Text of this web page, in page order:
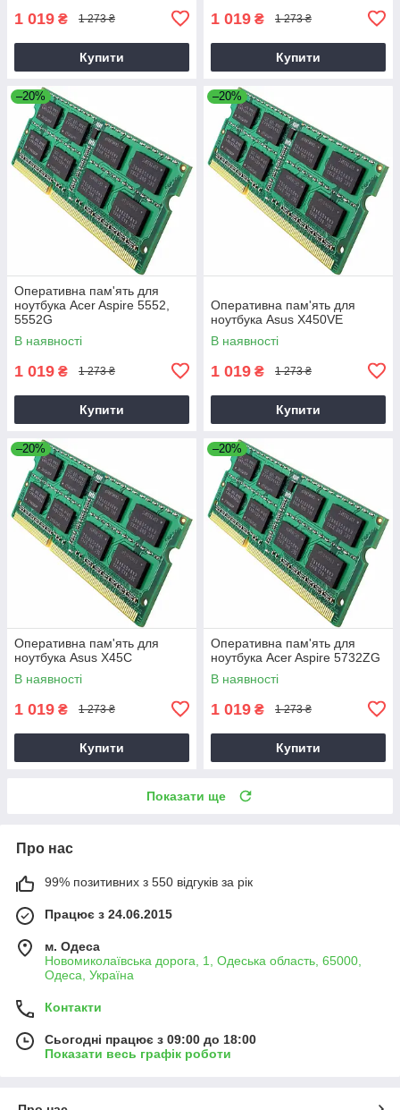
1 019 ₴ 1 273 ₴
Купити
1 019 ₴ 1 273 ₴
Купити
–20%
Оперативна пам'ять для
ноутбука Acer Aspire 5552,
5552G
В наявності
1 019 ₴ 1 273 ₴
Купити
–20%
Оперативна пам'ять для
ноутбука Asus X450VE
В наявності
1 019 ₴ 1 273 ₴
Купити
–20%
Оперативна пам'ять для
ноутбука Asus X45C
В наявності
1 019 ₴ 1 273 ₴
Купити
–20%
Оперативна пам'ять для
ноутбука Acer Aspire 5732ZG
В наявності
1 019 ₴ 1 273 ₴
Купити
Показати ще
Про нас
99% позитивних з 550 відгуків за рік
Працює з 24.06.2015
м. Одеса
Новомиколаївська дорога, 1, Одеська область, 65000,
Одеса, Україна
Контакти
Сьогодні працює з 09:00 до 18:00
Показати весь графік роботи